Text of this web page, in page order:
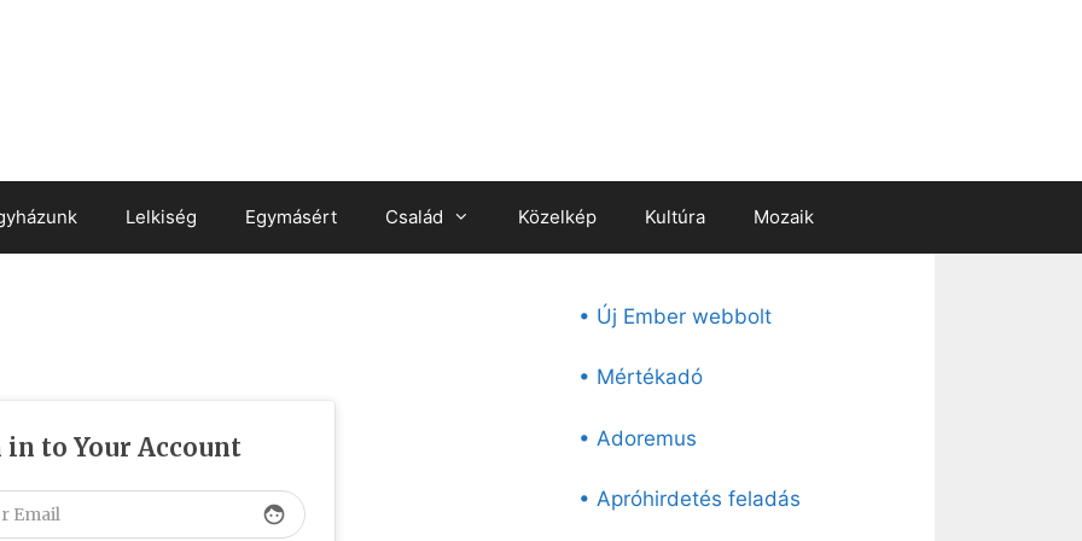
Lelkiség Egymásért Család Közelkép Kultúra Mozaik
in to Your Account
face
• Új Ember webbolt
• Mértékadó
• Adoremus
• Apróhirdetés feladás